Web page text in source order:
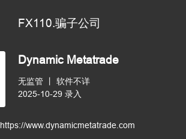
FX110.骗子公司
Dynamic Metatrade
无监管
软件不详
2025-10-29 录入
https://www.dynamicmetatrade.com